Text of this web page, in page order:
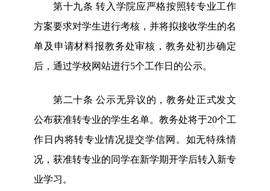
第十九条 转入学院应严格按照转专业工作
方案要求对学生进行考核，并将拟接收学生的名
单及申请材料报教务处审核 ， 教务处初步确定
后，通过学校网站进行5个工作日的公示。
第二十条 公示无异议的，教务处正式发文
公布获准转专业的学生名单。教务处将于20个工
作日内将转专业情况提交学信网。如无特殊情
况，获准转专业的同学在新学期开学后转入新专
业学习。